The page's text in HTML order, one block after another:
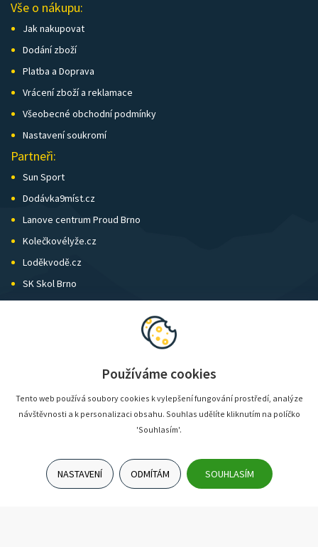
Vše o nákupu:
Jak nakupovat
Dodání zboží
Platba a Doprava
Vrácení zboží a reklamace
Všeobecné obchodní podmínky
Nastavení soukromí
Partneři:
Sun Sport
Dodávka9míst.cz
Lanove centrum Proud Brno
Kolečkovélyže.cz
Loděkvodě.cz
SK Skol Brno
Biatlon Brno
Používáme cookies
Tento web používá soubory cookies k vylepšení fungování prostředí, analýze
návštěvnosti a k personalizaci obsahu. Souhlas udělíte kliknutím na políčko
'Souhlasím'.
NASTAVENÍ ODMÍTÁM SOUHLASÍM